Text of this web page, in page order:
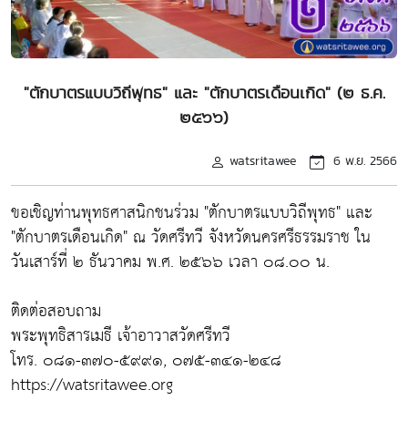
"ตักบาตรแบบวิถีพุทธ" และ "ตักบาตรเดือนเกิด" (๒ ธ.ค.
๒๕๖๖)
watsritawee 6 พ.ย. 2566
ขอเชิญท่านพุทธศาสนิกชนร่วม "ตักบาตรแบบวิถีพุทธ" และ
"ตักบาตรเดือนเกิด" ณ วัดศรีทวี จังหวัดนครศรีธรรมราช ใน
วันเสาร์ที่ ๒ ธันวาคม พ.ศ. ๒๕๖๖ เวลา ๐๘.๐๐ น.
ติดต่อสอบถาม
พระพุทธิสารเมธี เจ้าอาวาสวัดศรีทวี
โทร. ๐๘๑-๓๗๐-๕๙๙๑, ๐๗๕-๓๔๑-๒๔๘
https://watsritawee.org